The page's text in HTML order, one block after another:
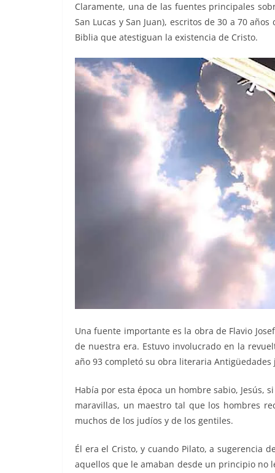
Claramente, una de las fuentes principales
San Lucas y San Juan), escritos de 30 a 70
Biblia que atestiguan la existencia de Cristo.
Una fuente importante es la obra de Flavio
de nuestra era. Estuvo involucrado en la
año 93 completó su obra literaria
Había por esta época un hombre sabio, Jesús,
maravillas, un maestro tal que los hombres
muchos de los judíos y de los gentiles.
Él era el Cristo, y cuando Pilato, a sugerencia
aquellos que le amaban desde un principio no